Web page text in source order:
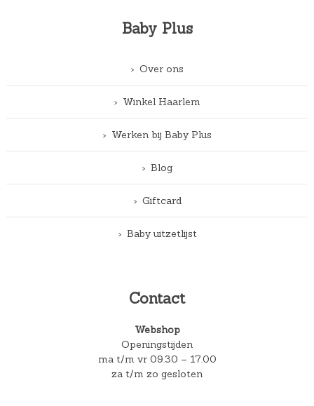
Baby Plus
Over ons
Winkel Haarlem
Werken bij Baby Plus
Blog
Giftcard
Baby uitzetlijst
Contact
Webshop
Openingstijden
ma t/m vr 09.30 – 17.00
za t/m zo gesloten